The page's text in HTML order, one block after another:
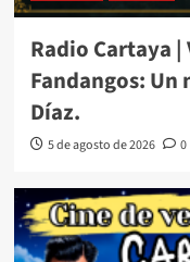
Radio Cartaya |
Fandangos:
Díaz.
5 de agosto de 2026 0